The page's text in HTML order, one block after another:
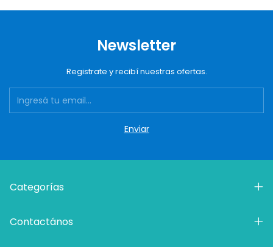
Newsletter
Registrate y recibí nuestras ofertas.
Categorías
Contactános